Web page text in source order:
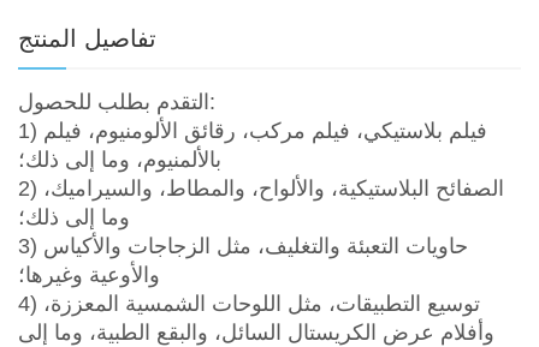
تفاصيل المنتج
التقدم بطلب للحصول:
1) فيلم بلاستيكي، فيلم مركب، رقائق الألومنيوم، فيلم
بالألمنيوم، وما إلى ذلك؛
2) الصفائح البلاستيكية، والألواح، والمطاط، والسيراميك،
وما إلى ذلك؛
3) حاويات التعبئة والتغليف، مثل الزجاجات والأكياس
والأوعية وغيرها؛
4) توسيع التطبيقات، مثل اللوحات الشمسية المعززة،
وأفلام عرض الكريستال السائل، والبقع الطبية، وما إلى